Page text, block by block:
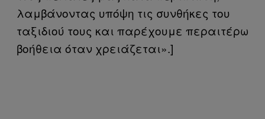
λαμβάνοντας υπόψη τις συνθήκες του
ταξιδιού τους και παρέχουμε περαιτέρω
βοήθεια όταν χρειάζεται».]